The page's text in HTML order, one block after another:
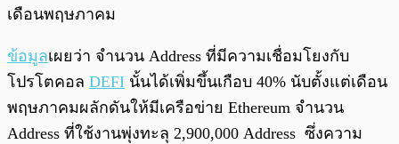
เดือนพฤษภาคม
ข้อมูลเผยว่า จำนวน Address ที่มีความเชื่อมโยงกับ
โปรโตคอล DEFI นั้นได้เพิ่มขึ้นเกือบ 40% นับตั้งแต่เดือน
พฤษภาคมผลักดันให้มีเครือข่าย Ethereum จำนวน
Address ที่ใช้งานพุ่งทะลุ 2,900,000 Address ซึ่งความ